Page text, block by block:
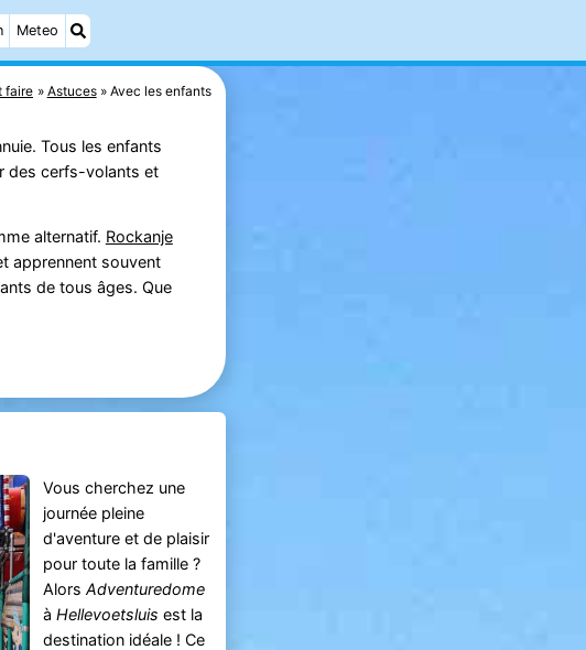
Meteo
faire Astuces Avec les enfants
Tous les enfants
des cerfs-volants et
alternatif. Rockanje
apprennent souvent
de tous âges. Que
Vous cherchez une
journée pleine
d'aventure et de plaisir
pour toute la famille ?
AlorsAdventuredome
àHellevoetsluis est la
destination idéale ! Ce